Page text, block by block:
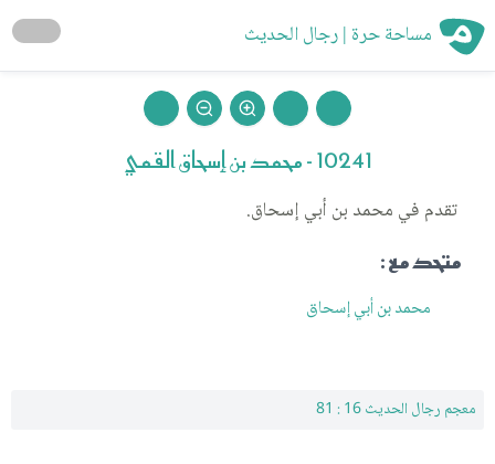
مساحة حرة | رجال الحديث
10241 - محمد بن إسحاق القمي
تقدم في محمد بن أبي إسحاق.
متحد مع :
محمد بن أبي إسحاق
معجم رجال الحديث 16 : 81